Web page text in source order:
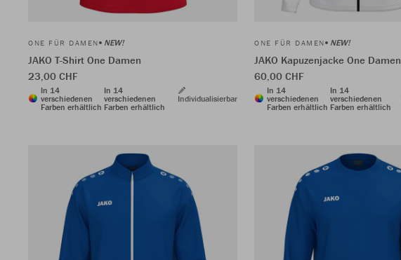
ONE FÜR DAMEN NEW!
JAKO T-Shirt One Damen
23,00 CHF
In 14
verschiedenen
Farben erhältlich
In 14
verschiedenen
Farben erhältlich
Individualisierbar
ONE FÜR DAMEN NEW!
JAKO Kapuzenjacke One Damen
60,00 CHF
In 14
verschiedenen
Farben erhältlich
In 14
verschiedenen
Farben erhältlich